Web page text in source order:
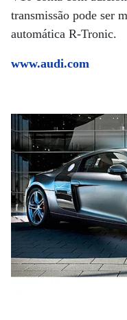
transmissão pode ser
automática R-Tronic.
www.audi.com